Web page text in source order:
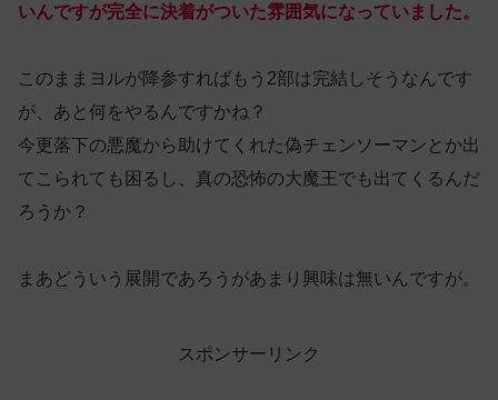
いんですが完全に決着がついた雰囲気になっていました。
このままヨルが降参すればもう2部は完結しそうなんです
が、あと何をやるんですかね？
今更落下の悪魔から助けてくれた偽チェンソーマンとか出
てこられても困るし、真の恐怖の大魔王でも出てくるんだ
ろうか？
まあどういう展開であろうがあまり興味は無いんですが。
スポンサーリンク